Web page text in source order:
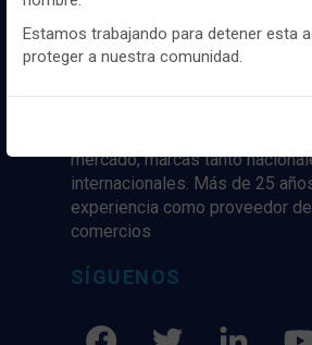
Distribuidor y mayorista textil
mercado, marcas tanto
internacionales. Más de 25
experiencia como proveedor
comercios
SÍGUENOS
cookies .
Configurar
Estamos trabajando para detener esta
proteger a nuestra comunidad.